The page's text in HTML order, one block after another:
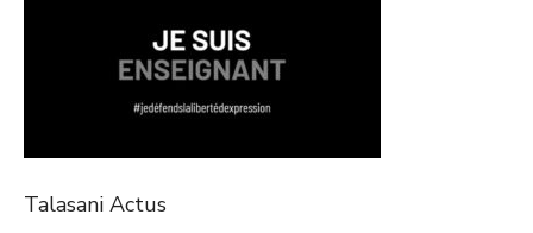
Talasani Actus